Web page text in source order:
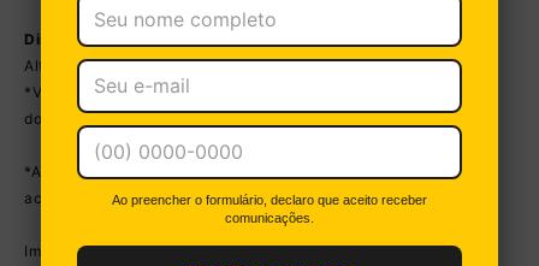
Dimensões do Produto Montado:
Altura: 36cm | Largura: 202cm | Profundidade: 162,2cm
*Você pode consultar as medidas detalhadas na imagem técnica
do produto.
*As cores do produto podem sofrer variações de tonalidade de
acordo com as configurações do seu dispositivo.
Imagem meramente ilustrativa. Decoração e colchão não
Ao preencher o formulário, declaro que aceito receber
comunicações.